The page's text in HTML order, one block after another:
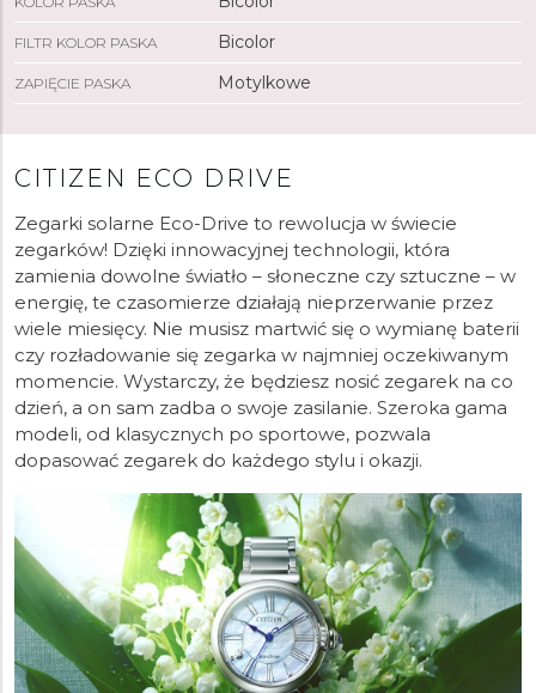
FILTR KOLOR PASKA Bicolor
ZAPIĘCIE PASKA Motylkowe
CITIZEN ECO DRIVE
Zegarki solarne Eco-Drive to rewolucja w świecie
zegarków! Dzięki innowacyjnej technologii, która
zamienia dowolne światło – słoneczne czy sztuczne – w
energię, te czasomierze działają nieprzerwanie przez
wiele miesięcy. Nie musisz martwić się o wymianę baterii
czy rozładowanie się zegarka w najmniej oczekiwanym
momencie. Wystarczy, że będziesz nosić zegarek na co
dzień, a on sam zadba o swoje zasilanie. Szeroka gama
modeli, od klasycznych po sportowe, pozwala
dopasować zegarek do każdego stylu i okazji.